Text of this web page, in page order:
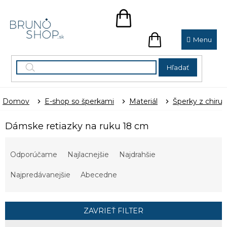
obsah
Hľadať
NÁKUPNÝ
NÁKUPNÝ
KOŠÍK
Domov E-shop so šperkami Materiál Šperky z
Dámske retiazky na ruku 18 cm
p
Odporúčame Najlacnejšie Najdrahšie
Najpredávanejšie Abecedne
ZAVRIEŤ FILTER